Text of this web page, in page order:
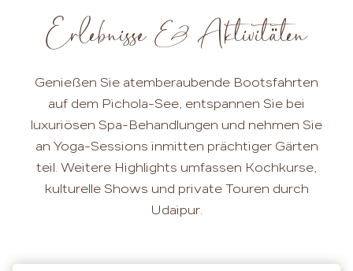
Erlebnisse & Aktivitäten
Genießen Sie atemberaubende Bootsfahrten
auf dem Pichola-See, entspannen Sie bei
luxuriösen Spa-Behandlungen und nehmen Sie
an Yoga-Sessions inmitten prächtiger Gärten
teil. Weitere Highlights umfassen Kochkurse,
kulturelle Shows und private Touren durch
Udaipur.